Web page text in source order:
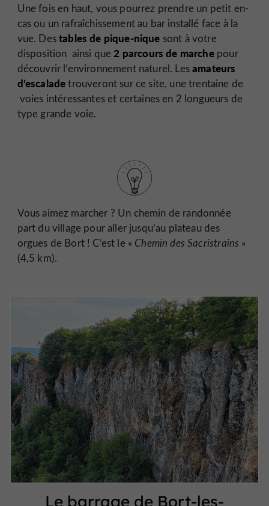
Une fois en haut, vous pourrez prendre un petit en-
cas ou un rafraîchissement au bar installé face à la
vue. Destables de pique-nique sont à votre
disposition ainsi que2 parcours de marchepour
découvrir l’environnement naturel. Lesamateurs
d’escaladetrouveront sur ce site, une trentaine de
voies intéressantes et certaines en 2 longueurs de
type grande voie.
Vous aimez marcher ? Un chemin de randonnée
part du village pour aller jusqu’au plateau des
orgues de Bort ! C’est le « Chemin des Sacristrains »
(4,5 km).
Le barrage de Bort-les-